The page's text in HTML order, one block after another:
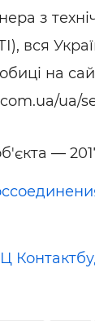
з
вся
на
ua/
—